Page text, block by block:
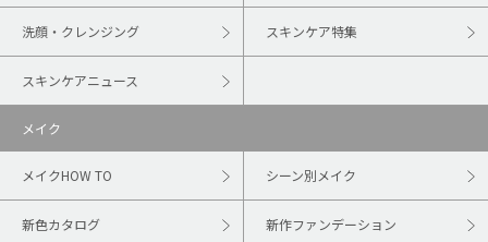
洗顔・クレンジング スキンケア特集
スキンケアニュース
メイク
メイクHOW TO シーン別メイク
新色カタログ 新作ファンデーション